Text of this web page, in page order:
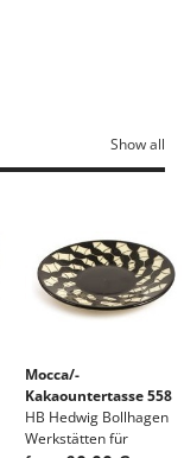
Show all
Mocca/-
Kakaountertasse 558
HB Hedwig Bollhagen
Werkstätten für